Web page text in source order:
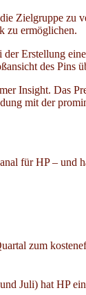
Zielgruppe
zu ermöglichen.
Erstellung
des Pins
Insight. Das
mit der
für HP –
zum
Juli) hat HP